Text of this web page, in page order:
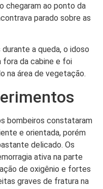
chegaram ao ponto da
parado sobre as
a queda, o idoso
fora da cabine e foi
na área de vegetação.
bombeiros constataram
e orientada, porém
delicado. Os
ativa na parte
de oxigênio e fortes
graves de fratura na